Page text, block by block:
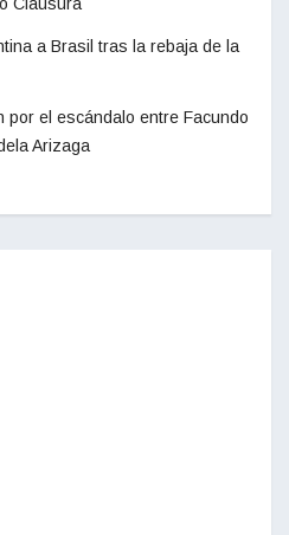
a Brasil tras la rebaja de la
por el escándalo entre Facundo
Arizaga